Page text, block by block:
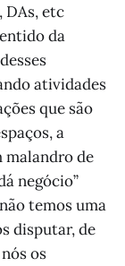
DAs, etc
da
atividades
que são
a
malandro de
negócio”
temos uma
disputar, de
os